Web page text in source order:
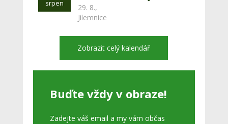
srpen
29. 8.,
Jilemnice
Zobrazit celý kalendář
Buďte vždy v obraze!
Zadejte váš email a my vám občas